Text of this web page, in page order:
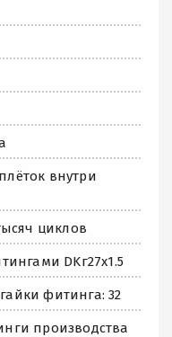
внутри
циклов
DKг27х1.5
фитинга: 32
производства